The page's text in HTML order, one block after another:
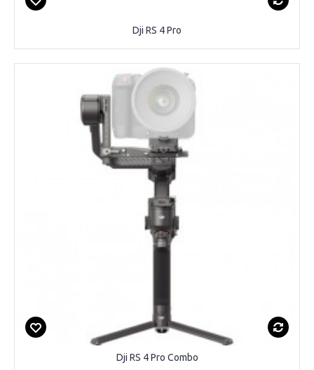
Dji RS 4 Pro
Dji RS 4 Pro Combo